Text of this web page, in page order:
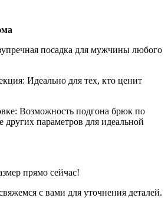
посадка для мужчины любого
Идеально для тех, кто ценит
Возможность подгона брюк по
других параметров для идеальной
прямо сейчас!
с вами для уточнения деталей.